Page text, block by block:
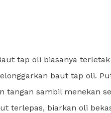
tap oli biasanya
baut tap oli.
sambil menekan
terlepas, biarkan oli